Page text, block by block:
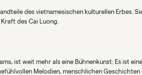
des vietnamesischen kulturellen Erbes.
des Cai Luong.
ist weit mehr als eine Bühnenkunst: Es ist
Melodien, menschlichen